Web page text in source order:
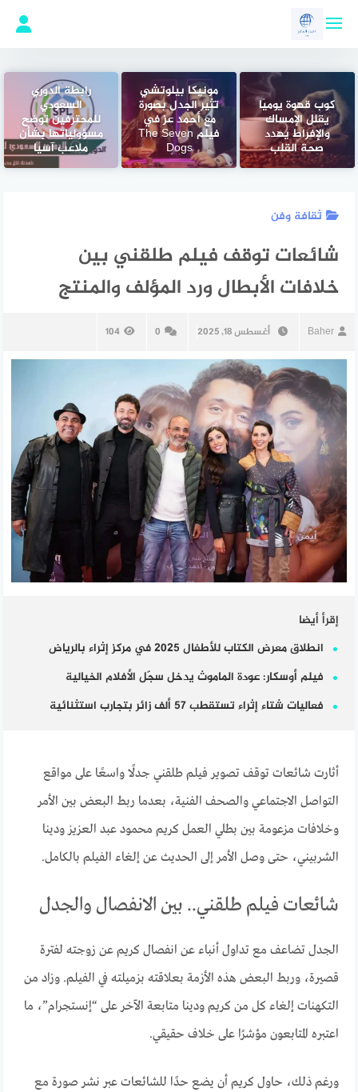
كوب قهوة يوميًا
يقلل الإمساك
والإفراط يهدد
صحة القلب
مونيكا بيلوتشي
تثير الجدل بصورة
مع أحمد عز في
فيلم The Seven
Dogs
رابطة الدوري
السعودي
للمحترفين توضح
مسؤولياتها بشأن
ملاعب آسيا
ثقافة وفن
شائعات توقف فيلم طلقني بين
خلافات الأبطال ورد المؤلف والمنتج
Baher أغسطس 18, 2025 0
104
إقرأ أيضا
انطلاق معرض الكتاب للأطفال 2025 في مركز إثراء بالرياض
فيلم أوسكار: عودة الماموث يدخل سجّل الأفلام الخيالية
فعاليات شتاء إثراء تستقطب 57 ألف زائر بتجارب استثنائية
أثارت شائعات توقف تصوير فيلم طلقني جدلًا واسعًا على مواقع
التواصل الاجتماعي والصحف الفنية، بعدما ربط البعض بين الأمر
وخلافات مزعومة بين بطلي العمل كريم محمود عبد العزيز ودينا
الشربيني، حتى وصل الأمر إلى الحديث عن إلغاء الفيلم بالكامل.
شائعات فيلم طلقني.. بين الانفصال والجدل
الجدل تضاعف مع تداول أنباء عن انفصال كريم عن زوجته لفترة
قصيرة، وربط البعض هذه الأزمة بعلاقته بزميلته في الفيلم. وزاد من
التكهنات إلغاء كل من كريم ودينا متابعة الآخر على “إنستجرام”، ما
اعتبره المتابعون مؤشرًا على خلاف حقيقي.
ورغم ذلك، حاول كريم أن يضع حدًا للشائعات عبر نشر صورة مع